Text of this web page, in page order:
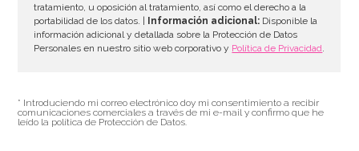
tratamiento, u oposición al tratamiento, así como el derecho a la
portabilidad de los datos. |
Información adicional: Disponible la
información adicional y detallada sobre la Protección de Datos
Personales en nuestro sitio web corporativo y Política de Privacidad.
* Introduciendo mi correo electrónico doy mi consentimiento a recibir
comunicaciones comerciales a través de mi e-mail y confirmo que he
leído la política de Protección de Datos.